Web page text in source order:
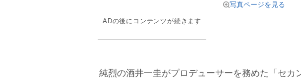
写真ページを見る
ADの後にコンテンツが続きます
純烈の酒井一圭がプロデューサーを務めた「セカ